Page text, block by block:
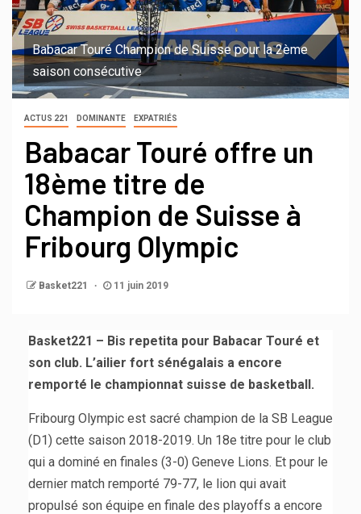
Babacar Touré Champion de Suisse pour la 2ème
saison consécutive
ACTUS 221 DOMINANTE EXPATRIÉS
Babacar Touré offre un
18ème titre de
Champion de Suisse à
Fribourg Olympic
Basket221 11 juin 2019
Basket221 – Bis repetita pour Babacar Touré et
son club. L’ailier fort sénégalais a encore
remporté le championnat suisse de basketball.
Fribourg Olympic est sacré champion de la SB League
(D1) cette saison 2018-2019. Un 18e titre pour le club
qui a dominé en finales (3-0) Geneve Lions. Et pour le
dernier match remporté 79-77, le lion qui avait
propulsé son équipe en finale des playoffs a encore